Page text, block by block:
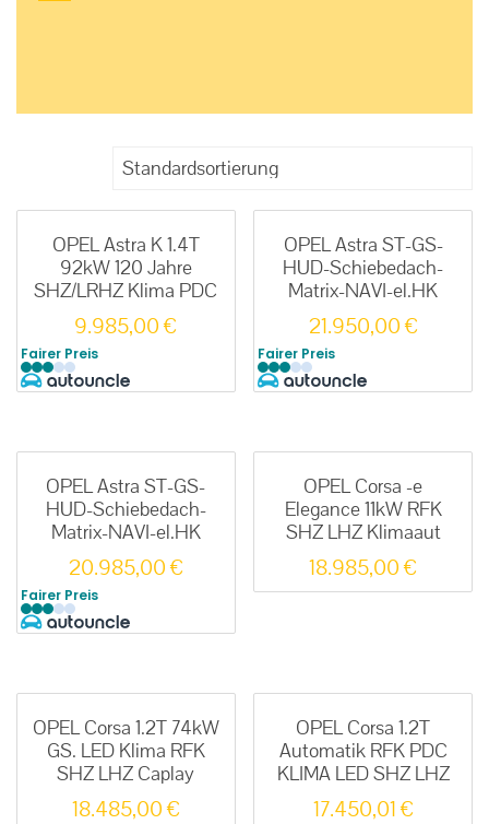
OPEL Astra K 1.4T
92kW 120 Jahre
SHZ/LRHZ Klima PDC
9.985,00€
Fairer Preis
OPEL Astra ST-GS-
HUD-Schiebedach-
Matrix-NAVI-el.HK
21.950,00€
Fairer Preis
OPEL Astra ST-GS-
HUD-Schiebedach-
Matrix-NAVI-el.HK
20.985,00€
Fairer Preis
OPEL Corsa -e
Elegance 11kW RFK
SHZ LHZ Klimaaut
18.985,00€
OPEL Corsa 1.2T 74kW
GS. LED Klima RFK
SHZ LHZ Caplay
18.485,00€
OPEL Corsa 1.2T
Automatik RFK PDC
KLIMA LED SHZ LHZ
17.450,01€